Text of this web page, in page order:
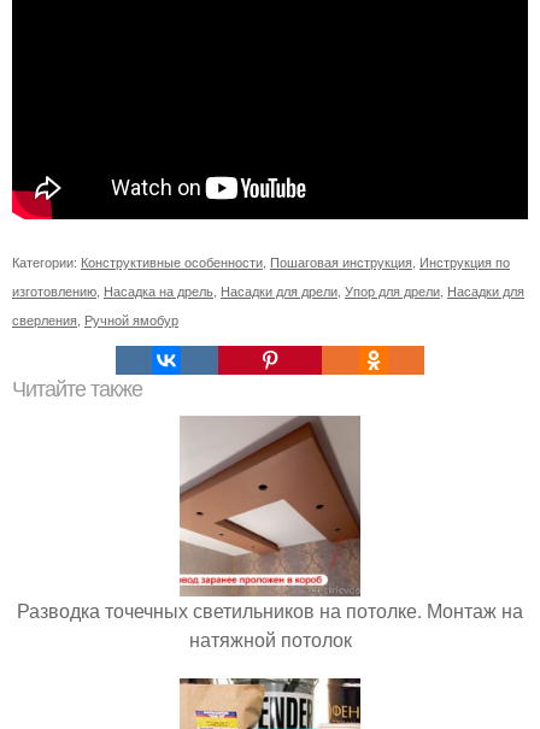
Категории: Конструктивные особенности, Пошаговая инструкция, Инструкция по
изготовлению, Насадка на дрель, Насадки для дрели, Упор для дрели, Насадки для
сверления, Ручной ямобур
Читайте также
Разводка точечных светильников на потолке. Монтаж на
натяжной потолок